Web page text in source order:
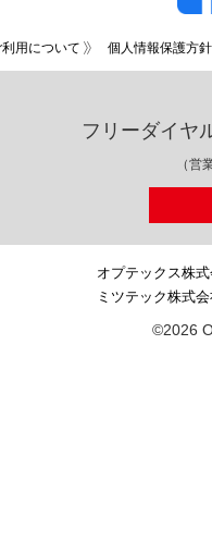
用について 個人情報保護方針
フリーダイヤ
（営
オプテックス株
ミツテック株式
©2026